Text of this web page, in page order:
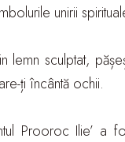
unirii
lemn sculptat,
ți încântă ochii.
Prooroc Ilie’ a